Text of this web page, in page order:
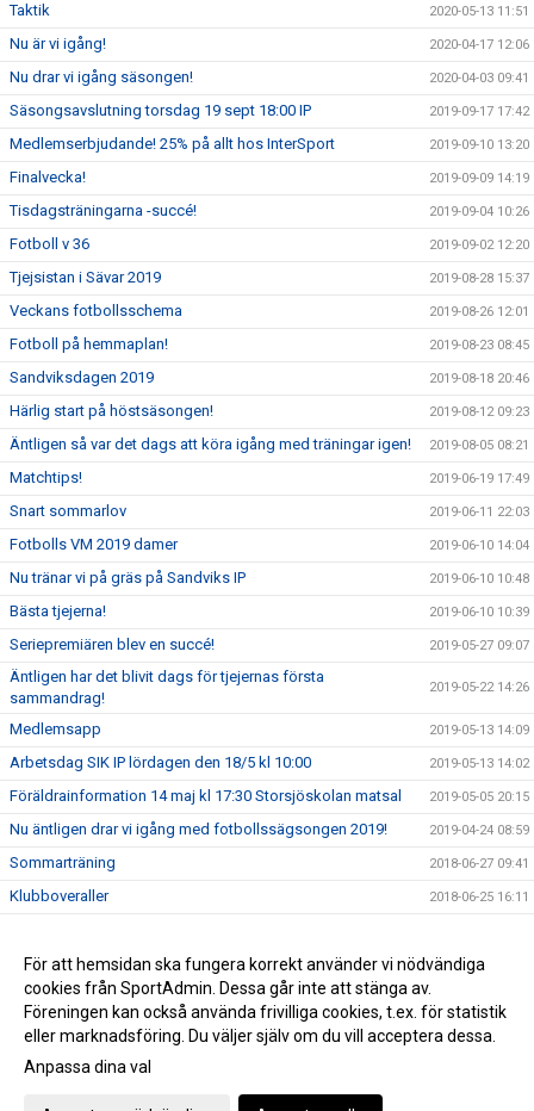
Taktik 2020-05-13 11:51
Nu är vi igång! 2020-04-17 12:06
Nu drar vi igång säsongen! 2020-04-03 09:41
Säsongsavslutning torsdag 19 sept 18:00 IP 2019-09-17 17:42
Medlemserbjudande! 25% på allt hos InterSport 2019-09-10 13:20
Finalvecka! 2019-09-09 14:19
Tisdagsträningarna -succé! 2019-09-04 10:26
Fotboll v 36 2019-09-02 12:20
Tjejsistan i Sävar 2019 2019-08-28 15:37
Veckans fotbollsschema 2019-08-26 12:01
Fotboll på hemmaplan! 2019-08-23 08:45
Sandviksdagen 2019 2019-08-18 20:46
Härlig start på höstsäsongen! 2019-08-12 09:23
Äntligen så var det dags att köra igång med träningar igen! 2019-08-05 08:21
Matchtips! 2019-06-19 17:49
Snart sommarlov 2019-06-11 22:03
Fotbolls VM 2019 damer 2019-06-10 14:04
Nu tränar vi på gräs på Sandviks IP 2019-06-10 10:48
Bästa tjejerna! 2019-06-10 10:39
Seriepremiären blev en succé! 2019-05-27 09:07
Äntligen har det blivit dags för tjejernas första
sammandrag!
2019-05-22 14:26
Medlemsapp 2019-05-13 14:09
Arbetsdag SIK IP lördagen den 18/5 kl 10:00 2019-05-13 14:02
Föräldrainformation 14 maj kl 17:30 Storsjöskolan matsal 2019-05-05 20:15
Nu äntligen drar vi igång med fotbollssägsongen 2019! 2019-04-24 08:59
Sommarträning 2018-06-27 09:41
Klubboveraller 2018-06-25 16:11
Möss -och lotteri försäljning 2018-06-18 14:45
Klubboverallerna 2018-06-18 14:28
Gå till Webbversion
För att hemsidan ska fungera korrekt använder vi nödvändiga
cookies från SportAdmin. Dessa går inte att stänga av.
Föreningen kan också använda frivilliga cookies, t.ex. för statistik
eller marknadsföring. Du väljer själv om du vill acceptera dessa.
Anpassa dina val